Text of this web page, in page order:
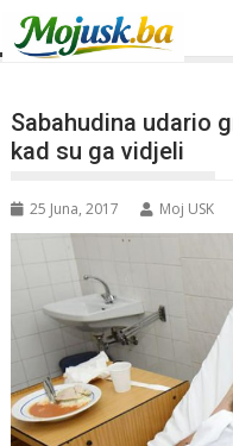
Sabahudina udario
kad su ga vidjeli
25 Juna, 2017 Moj USK